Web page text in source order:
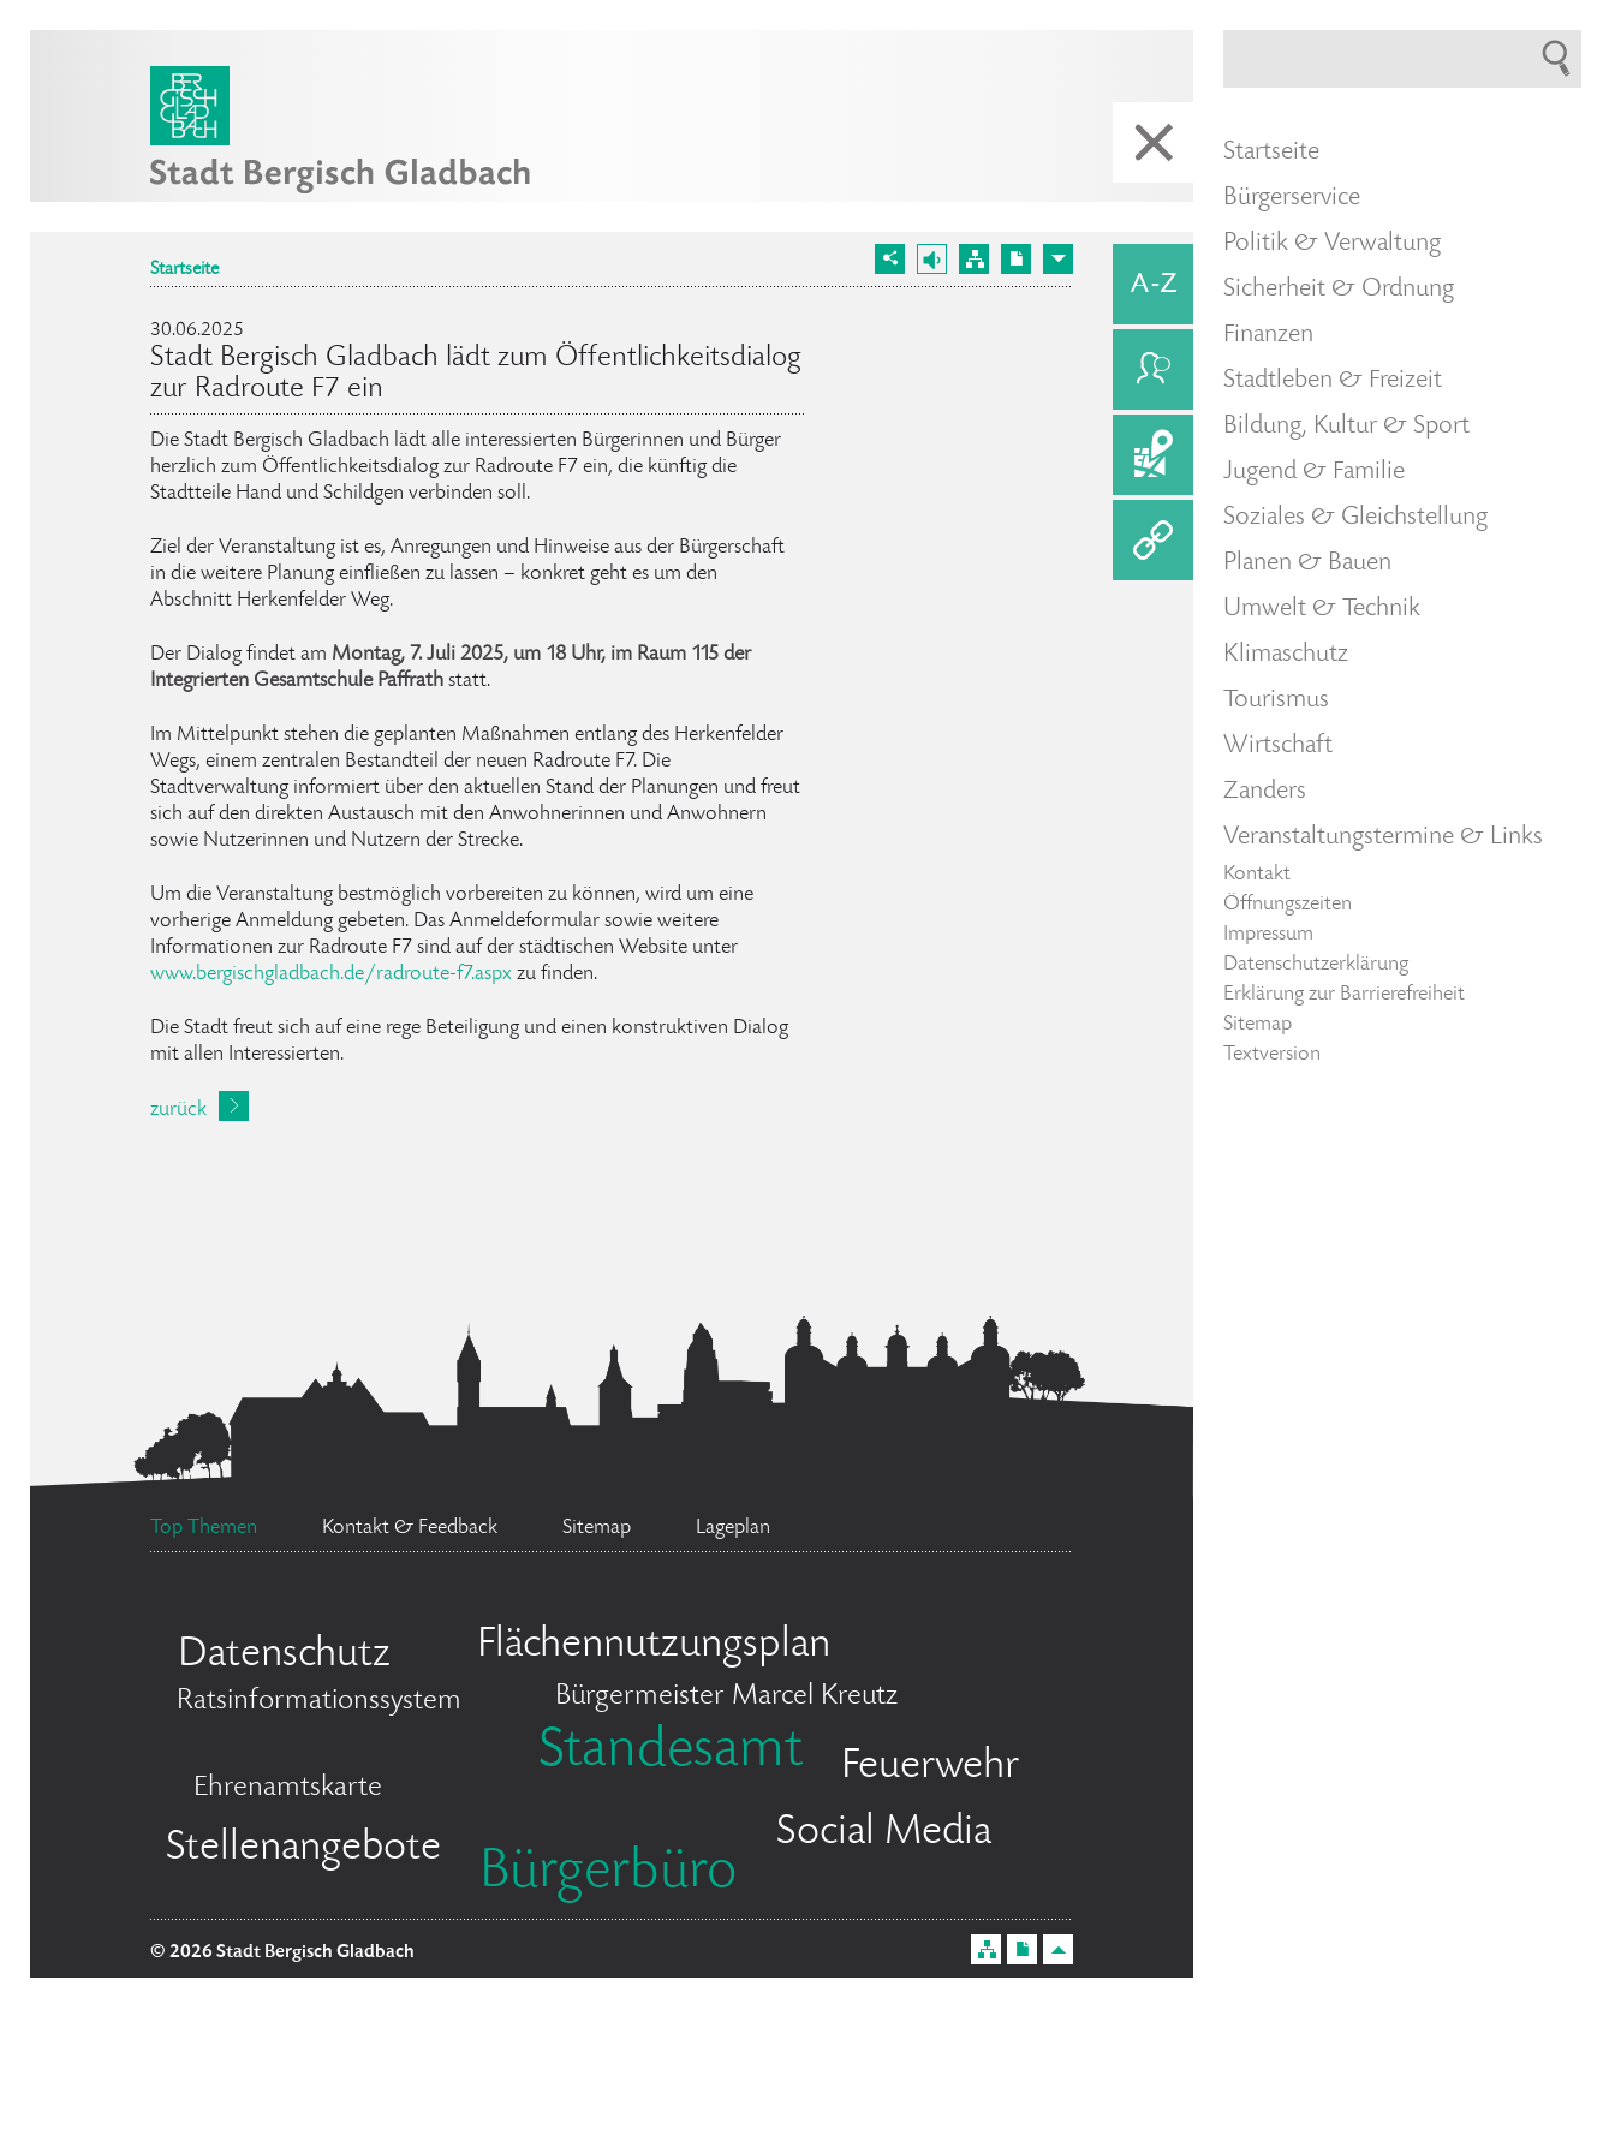
Startseite
30.06.2025
Stadt Bergisch Gladbach lädt zum Öffentlichkeitsdialog
zur Radroute F7 ein
Die Stadt Bergisch Gladbach lädt alle interessierten Bürgerinnen und Bürger
herzlich zum Öffentlichkeitsdialog zur Radroute F7 ein, die künftig die
Stadtteile Hand und Schildgen verbinden soll.
Ziel der Veranstaltung ist es, Anregungen und Hinweise aus der Bürgerschaft
in die weitere Planung einfließen zu lassen – konkret geht es um den
Abschnitt Herkenfelder Weg.
Der Dialog findet am Montag, 7. Juli 2025, um 18 Uhr, im Raum 115 der
Integrierten Gesamtschule Paffrath statt.
Im Mittelpunkt stehen die geplanten Maßnahmen entlang des Herkenfelder
Wegs, einem zentralen Bestandteil der neuen Radroute F7. Die
Stadtverwaltung informiert über den aktuellen Stand der Planungen und freut
sich auf den direkten Austausch mit den Anwohnerinnen und Anwohnern
sowie Nutzerinnen und Nutzern der Strecke.
Um die Veranstaltung bestmöglich vorbereiten zu können, wird um eine
vorherige Anmeldung gebeten. Das Anmeldeformular sowie weitere
Informationen zur Radroute F7 sind auf der städtischen Website unter
www.bergischgladbach.de/radroute-f7.aspx zu finden.
Die Stadt freut sich auf eine rege Beteiligung und einen konstruktiven Dialog
mit allen Interessierten.
zurück
Top Themen Kontakt & Feedback Sitemap Lageplan
Datenschutz Flächennutzungsplan
Ratsinformationssystem Bürgermeister Marcel Kreutz
Ehrenamtskarte
Standesamt
Feuerwehr
Stellenangebote
Bürgerbüro
Social Media
© 2026 Stadt Bergisch Gladbach
Startseite
Bürgerservice
Politik & Verwaltung
Sicherheit & Ordnung
Finanzen
Stadtleben & Freizeit
Bildung, Kultur & Sport
Jugend & Familie
Soziales & Gleichstellung
Planen & Bauen
Umwelt & Technik
Klimaschutz
Tourismus
Wirtschaft
Zanders
Veranstaltungstermine & Links
Kontakt
Öffnungszeiten
Impressum
Datenschutzerklärung
Erklärung zur Barrierefreiheit
Sitemap
Textversion